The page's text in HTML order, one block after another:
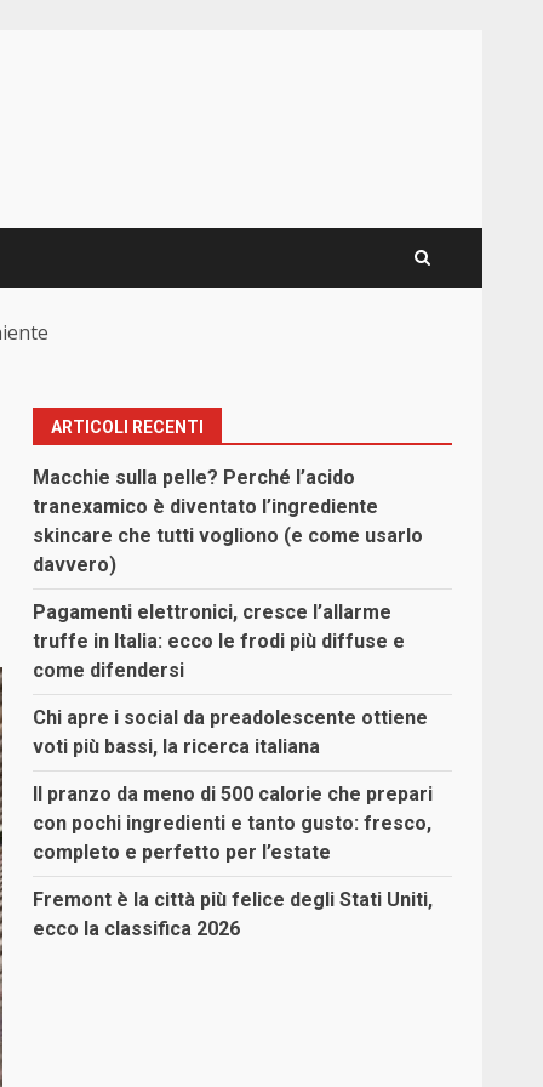
ARTICOLI RECENTI
Macchie sulla pelle? Perché l’acido
tranexamico è diventato l’ingrediente
skincare che tutti vogliono (e come usarlo
davvero)
Pagamenti elettronici, cresce l’allarme
truffe in Italia: ecco le frodi più diffuse e
come difendersi
Chi apre i social da preadolescente ottiene
voti più bassi, la ricerca italiana
Il pranzo da meno di 500 calorie che prepari
con pochi ingredienti e tanto gusto: fresco,
completo e perfetto per l’estate
Fremont è la città più felice degli Stati Uniti,
ecco la classifica 2026